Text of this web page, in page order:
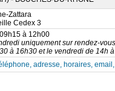
Zattara
Cedex 3
à 12h00
uniquement sur rendez-
à 16h30 et le vendredi de 14h
adresse, horaires,